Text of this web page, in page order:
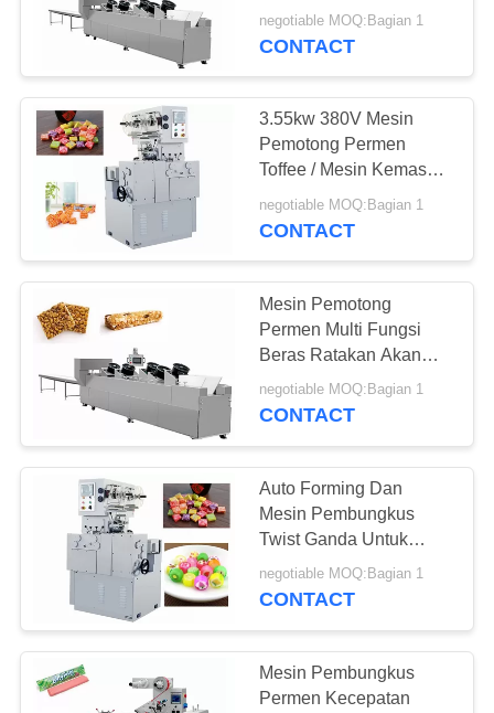
PRIVACY
Jalur Produksi
Sereal
Peralatan Produksi
Roti
makanan otomatis
mesin kemasan
34
Dengan Layar Sentuh
negotiable MOQ:Bagian 1
CONTACT
3.55kw 380V Mesin
Pemotong Permen
Toffee / Mesin Kemasan
Lipat
negotiable MOQ:Bagian 1
CONTACT
Mesin Pemotong
Permen Multi Fungsi
Beras Ratakan Akan
Memotong Lini Produksi
Pemotongan
negotiable MOQ:Bagian 1
CONTACT
Auto Forming Dan
Mesin Pembungkus
Twist Ganda Untuk
Produk Permen
Berbentuk Kolom Dan
negotiable MOQ:Bagian 1
CONTACT
Mesin Pembungkus
Permen Kecepatan